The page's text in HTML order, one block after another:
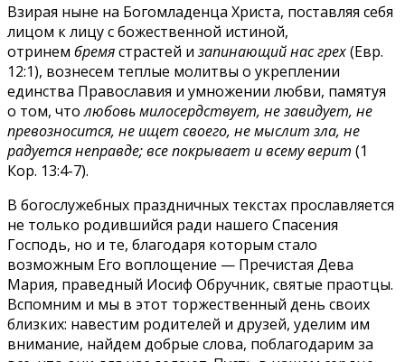
Взирая ныне на Богомладенца Христа, поставляя себя
лицом к лицу с божественной истиной,
отринем бремястрастей и запинающий нас грех(Евр.
12:1), вознесем теплые молитвы о укреплении
единства Православия и умножении любви, памятуя
о том, чтолюбовь милосердствует, не завидует, не
превозносится, не ищет своего, не мыслит зла, не
радуется неправде; все покрывает и всему верит (1
Кор. 13:4-7).
В богослужебных праздничных текстах прославляется
не только родившийся ради нашего Спасения
Господь, но и те, благодаря которым стало
возможным Его воплощение — Пречистая Дева
Мария, праведный Иосиф Обручник, святые праотцы.
Вспомним и мы в этот торжественный день своих
близких: навестим родителей и друзей, уделим им
внимание, найдем добрые слова, поблагодарим за